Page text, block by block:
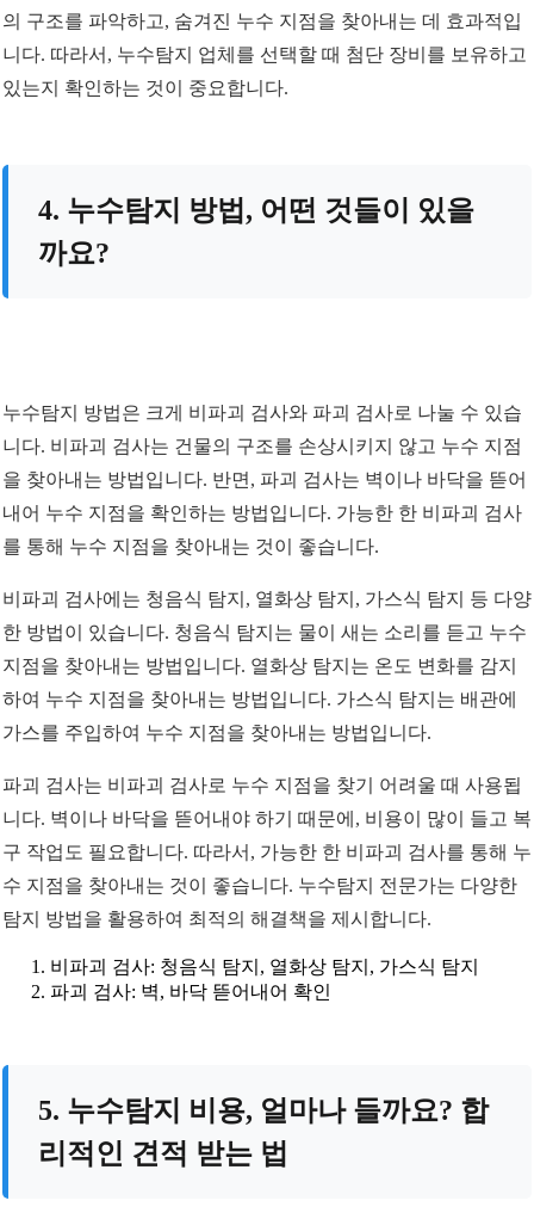
의 구조를 파악하고, 숨겨진 누수 지점을 찾아내는 데 효과적입
니다. 따라서, 누수탐지 업체를 선택할 때 첨단 장비를 보유하고
있는지 확인하는 것이 중요합니다.
4. 누수탐지 방법, 어떤 것들이 있을
까요?
누수탐지 방법은 크게 비파괴 검사와 파괴 검사로 나눌 수 있습
니다. 비파괴 검사는 건물의 구조를 손상시키지 않고 누수 지점
을 찾아내는 방법입니다. 반면, 파괴 검사는 벽이나 바닥을 뜯어
내어 누수 지점을 확인하는 방법입니다. 가능한 한 비파괴 검사
를 통해 누수 지점을 찾아내는 것이 좋습니다.
비파괴 검사에는 청음식 탐지, 열화상 탐지, 가스식 탐지 등 다양
한 방법이 있습니다. 청음식 탐지는 물이 새는 소리를 듣고 누수
지점을 찾아내는 방법입니다. 열화상 탐지는 온도 변화를 감지
하여 누수 지점을 찾아내는 방법입니다. 가스식 탐지는 배관에
가스를 주입하여 누수 지점을 찾아내는 방법입니다.
파괴 검사는 비파괴 검사로 누수 지점을 찾기 어려울 때 사용됩
니다. 벽이나 바닥을 뜯어내야 하기 때문에, 비용이 많이 들고 복
구 작업도 필요합니다. 따라서, 가능한 한 비파괴 검사를 통해 누
수 지점을 찾아내는 것이 좋습니다. 누수탐지 전문가는 다양한
탐지 방법을 활용하여 최적의 해결책을 제시합니다.
비파괴 검사: 청음식 탐지, 열화상 탐지, 가스식 탐지
파괴 검사: 벽, 바닥 뜯어내어 확인
5. 누수탐지 비용, 얼마나 들까요? 합
리적인 견적 받는 법